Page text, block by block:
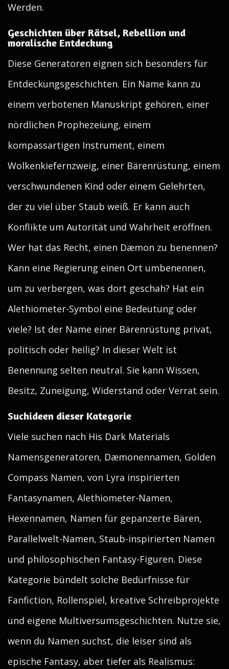
Werden.
Geschichten über Rätsel, Rebellion und
moralische Entdeckung
Diese Generatoren eignen sich besonders für
Entdeckungsgeschichten. Ein Name kann zu
einem verbotenen Manuskript gehören, einer
nördlichen Prophezeiung, einem
kompassartigen Instrument, einem
Wolkenkiefernzweig, einer Bärenrüstung, einem
verschwundenen Kind oder einem Gelehrten,
der zu viel über Staub weiß. Er kann auch
Konflikte um Autorität und Wahrheit eröffnen.
Wer hat das Recht, einen Dæmon zu benennen?
Kann eine Regierung einen Ort umbenennen,
um zu verbergen, was dort geschah? Hat ein
Alethiometer-Symbol eine Bedeutung oder
viele? Ist der Name einer Bärenrüstung privat,
politisch oder heilig? In dieser Welt ist
Benennung selten neutral. Sie kann Wissen,
Besitz, Zuneigung, Widerstand oder Verrat sein.
Suchideen dieser Kategorie
Viele suchen nach His Dark Materials
Namensgeneratoren, Dæmonennamen, Golden
Compass Namen, von Lyra inspirierten
Fantasynamen, Alethiometer-Namen,
Hexennamen, Namen für gepanzerte Bären,
Parallelwelt-Namen, Staub-inspirierten Namen
und philosophischen Fantasy-Figuren. Diese
Kategorie bündelt solche Bedürfnisse für
Fanfiction, Rollenspiel, kreative Schreibprojekte
und eigene Multiversumsgeschichten. Nutze sie,
wenn du Namen suchst, die leiser sind als
epische Fantasy, aber tiefer als Realismus: